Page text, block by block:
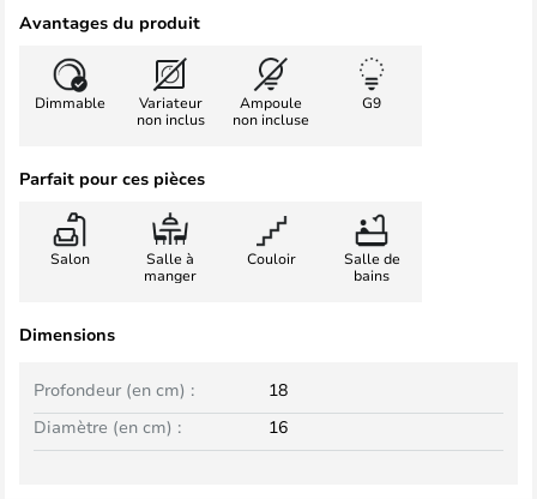
Avantages du produit
Dimmable
Variateur
non inclus
Ampoule
non incluse
G9
Parfait pour ces pièces
Salon
Salle à
manger
Couloir
Salle de
bains
Dimensions
Profondeur (en cm) :
18
Diamètre (en cm) :
16